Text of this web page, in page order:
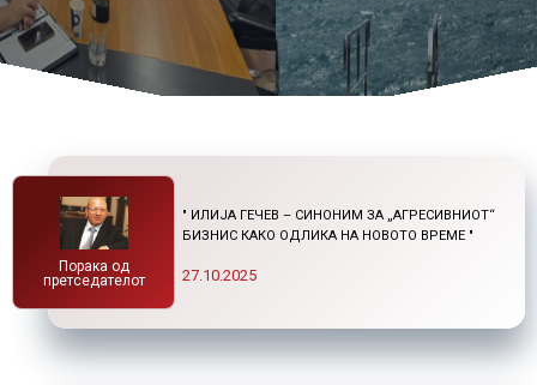
Порака од
претседателот
" ИЛИЈА ГЕЧЕВ – СИНОНИМ ЗА „АГРЕСИВНИОТ“
БИЗНИС КАКО ОДЛИКА НА НОВОТО ВРЕМЕ "
27.10.2025